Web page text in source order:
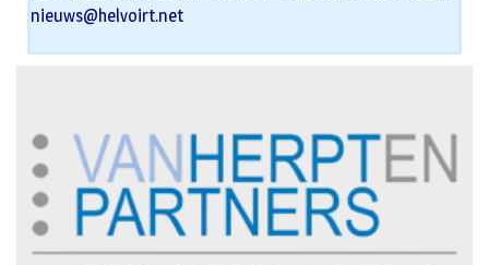
nieuws@helvoirt.net